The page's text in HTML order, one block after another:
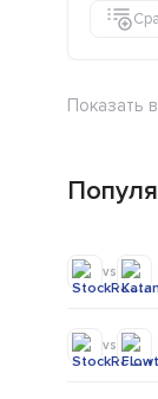
Показать
vs
vs